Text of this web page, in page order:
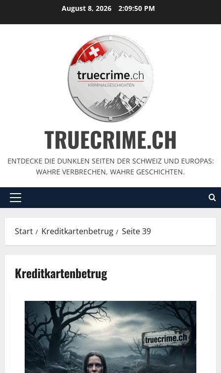
August 8, 2026 2:09:51 PM
TRUECRIME.CH
ENTDECKE DIE DUNKLEN SEITEN DER SCHWEIZ UND EUROPAS:
WAHRE VERBRECHEN, WAHRE GESCHICHTEN.
Start Kreditkartenbetrug Seite 39
Kreditkartenbetrug